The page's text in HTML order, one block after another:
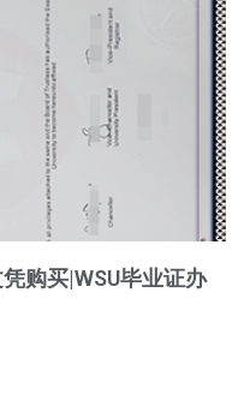
购买|WSU毕业证办